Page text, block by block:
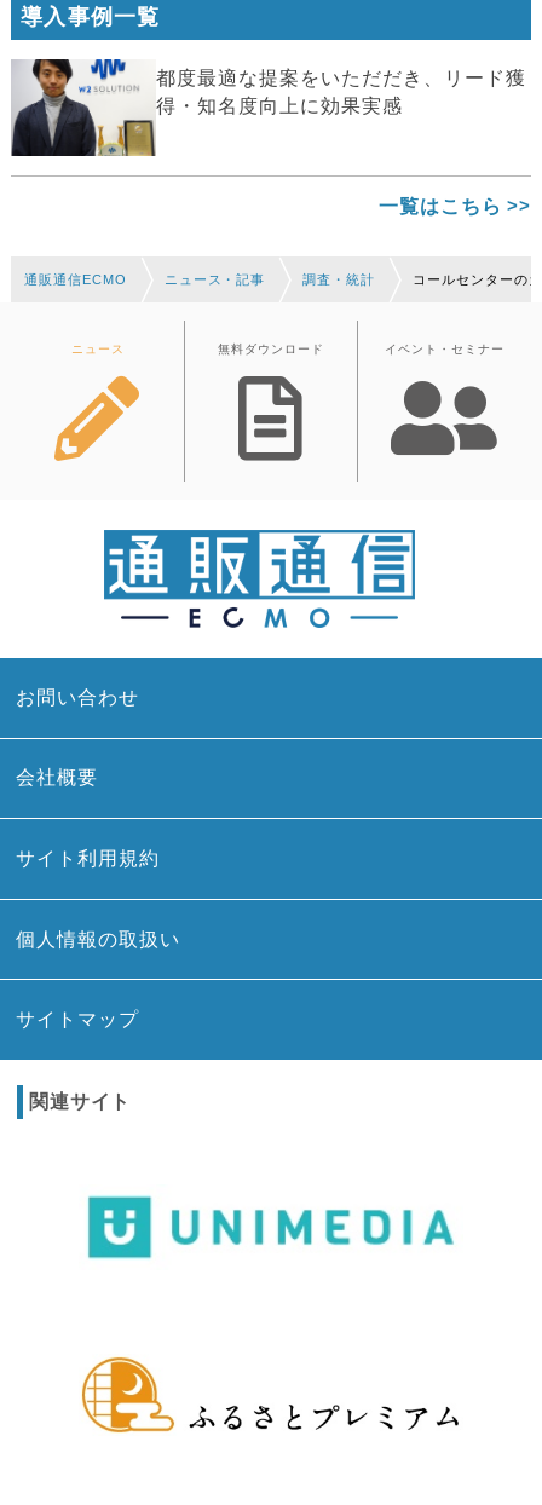
導入事例一覧
都度最適な提案をいただだき、リード獲
得・知名度向上に効果実感
一覧はこちら
通販通信ECMO ニュース・記事 調査・統計 コールセンターの
ニュース 無料ダウンロード イベント・セミナー
お問い合わせ
会社概要
サイト利用規約
個人情報の取扱い
サイトマップ
関連サイト